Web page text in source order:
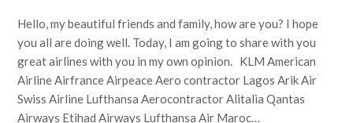
Hello, my beautiful friends and family, how are you? I hope
you all are doing well. Today, I am going to share with you
great airlines with you in my own opinion. KLM American
Airline Airfrance Airpeace Aero contractor Lagos Arik Air
Swiss Airline Lufthansa Aerocontractor Alitalia Qantas
Airways Etihad Airways Lufthansa Air Maroc…